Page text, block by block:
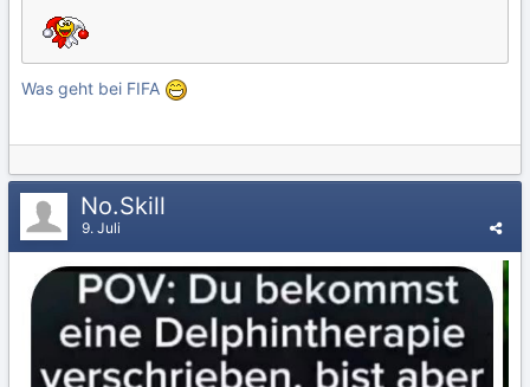
Was geht bei FIFA
No.Skill
9. Juli